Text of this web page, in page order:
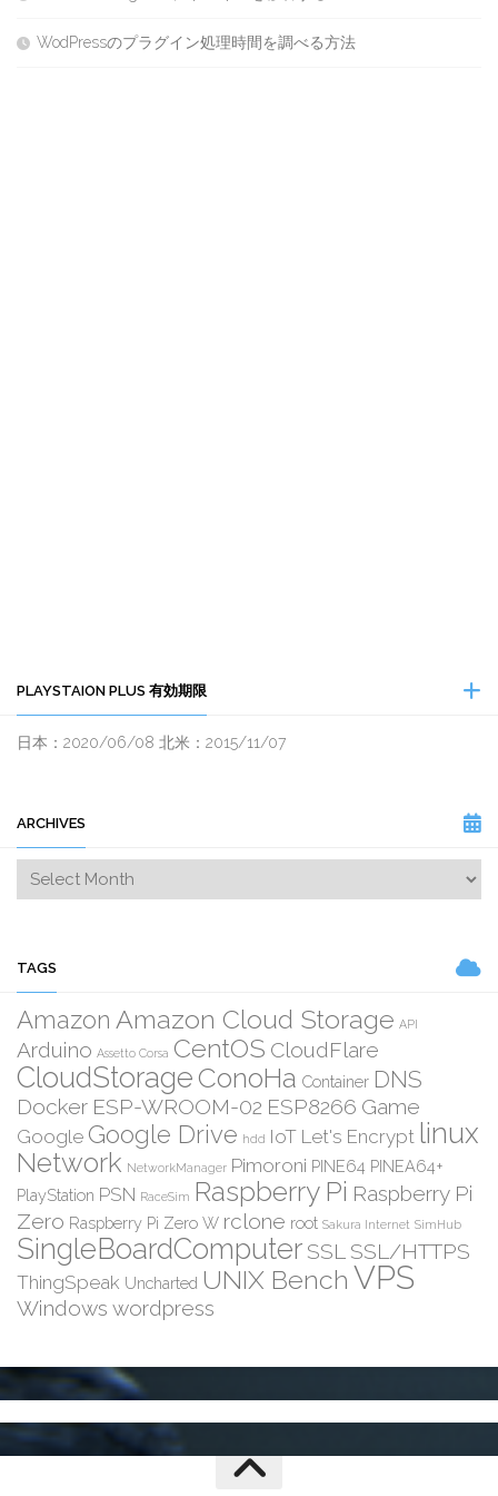
WodPressのプラグイン処理時間を調べる方法
PLAYSTAION PLUS 有効期限
日本：2020/06/08 北米：2015/11/07
ARCHIVES
TAGS
Amazon Amazon Cloud Storage API
Arduino Assetto Corsa CentOS CloudFlare
CloudStorageConoHa Container DNS
Docker ESP-WROOM-02 ESP8266 Game
Google Google Drive hdd IoT Let's Encrypt linux
Network NetworkManager Pimoroni PINE64 PINEA64+
PlayStation PSN RaceSim Raspberry Pi Raspberry Pi
Zero Raspberry Pi Zero W rclone root Sakura Internet SimHub
SingleBoardComputer SSL SSL/HTTPS
ThingSpeak Uncharted UNIX Bench VPS
Windows wordpress